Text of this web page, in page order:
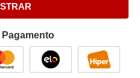
Pagamento